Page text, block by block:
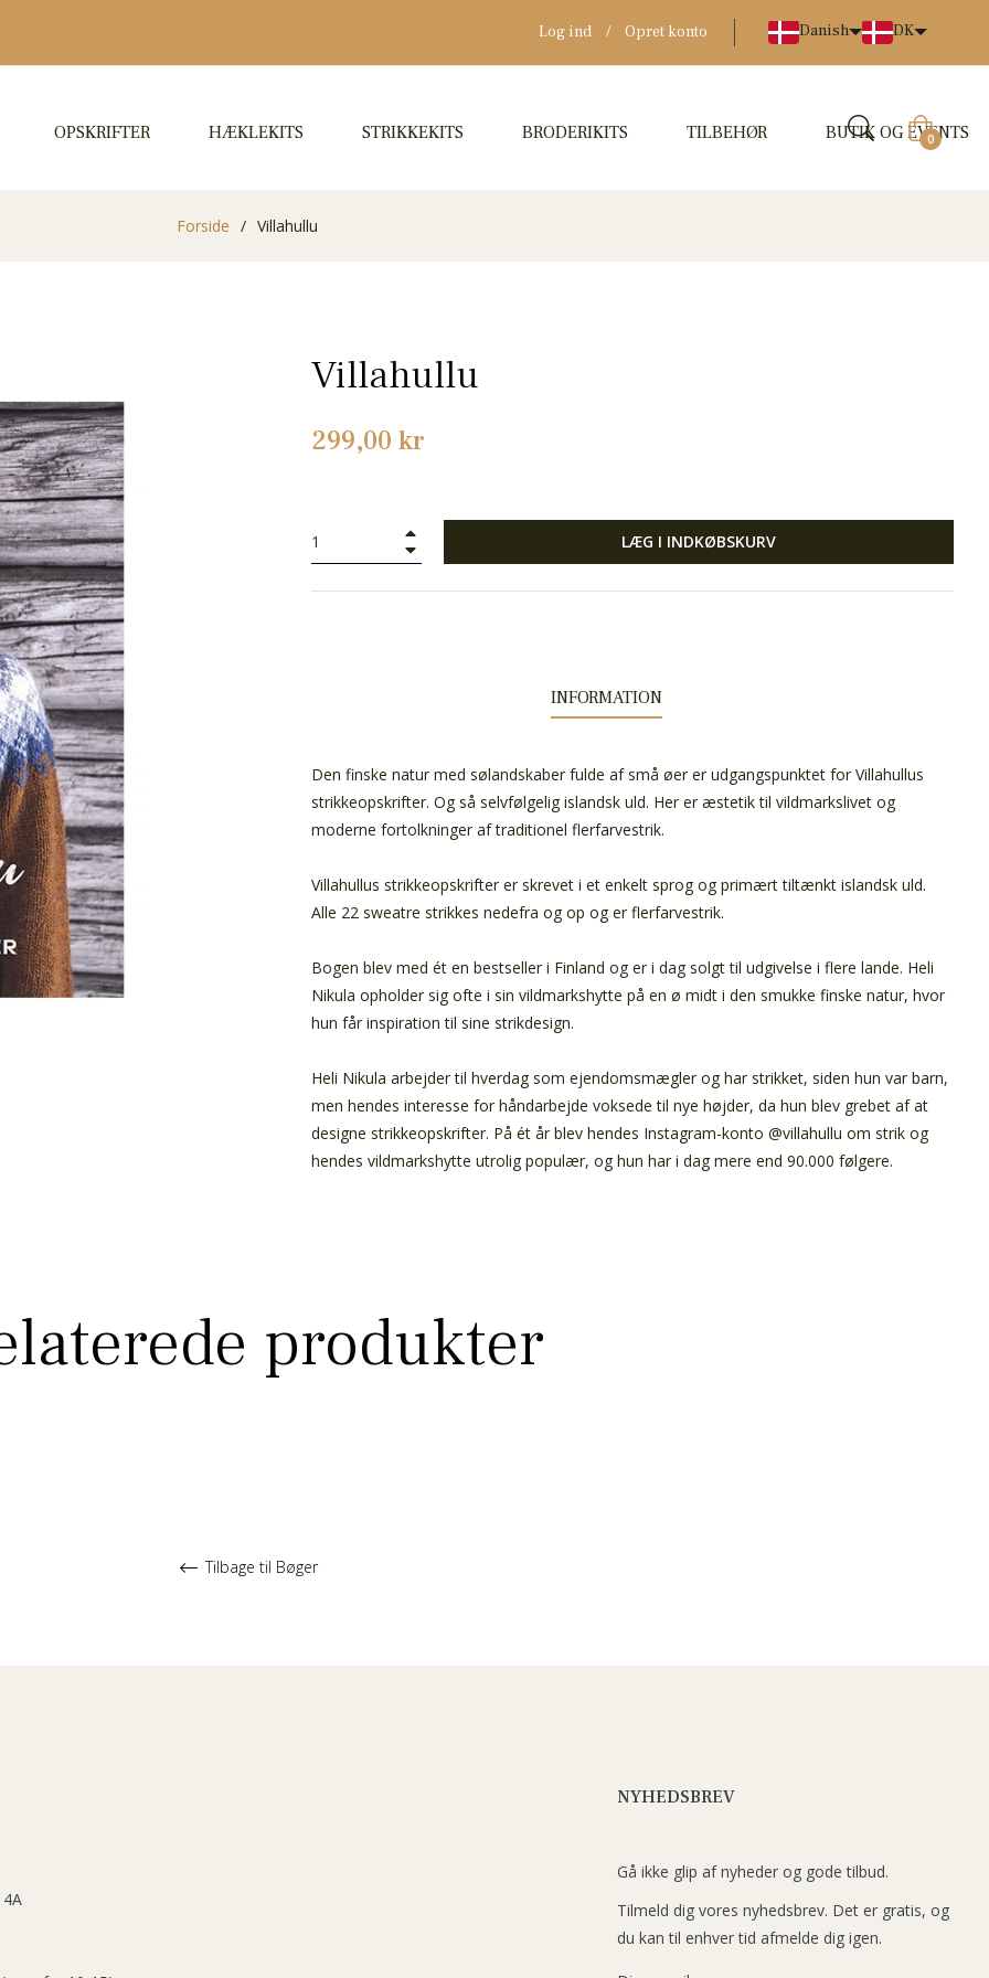
Log ind / Opret konto Danish DK
OPSKRIFTER HÆKLEKITS STRIKKEKITS BRODERIKITS TILBEHØR BUTIK OG EVENTS
0
Forside / Villahullu
Villahullu
Normalpris
299,00 kr
LÆG I INDKØBSKURV
INFORMATION
Den finske natur med sølandskaber fulde af små øer er udgangspunktet for Villahullus
strikkeopskrifter. Og så selvfølgelig islandsk uld. Her er æstetik til vildmarkslivet og
moderne fortolkninger af traditionel flerfarvestrik.
Villahullus strikkeopskrifter er skrevet i et enkelt sprog og primært tiltænkt islandsk uld.
Alle 22 sweatre strikkes nedefra og op og er flerfarvestrik.
Bogen blev med ét en bestseller i Finland og er i dag solgt til udgivelse i flere lande. Heli
Nikula opholder sig ofte i sin vildmarkshytte på en ø midt i den smukke finske natur, hvor
hun får inspiration til sine strikdesign.
Heli Nikula arbejder til hverdag som ejendomsmægler og har strikket, siden hun var barn,
men hendes interesse for håndarbejde voksede til nye højder, da hun blev grebet af at
designe strikkeopskrifter. På ét år blev hendes Instagram-konto @villahullu om strik og
hendes vildmarkshytte utrolig populær, og hun har i dag mere end 90.000 følgere.
produkter
Tilbage til Bøger
NYHEDSBREV
Gå ikke glip af nyheder og gode tilbud.
Tilmeld dig vores nyhedsbrev. Det er gratis, og
du kan til enhver tid afmelde dig igen.